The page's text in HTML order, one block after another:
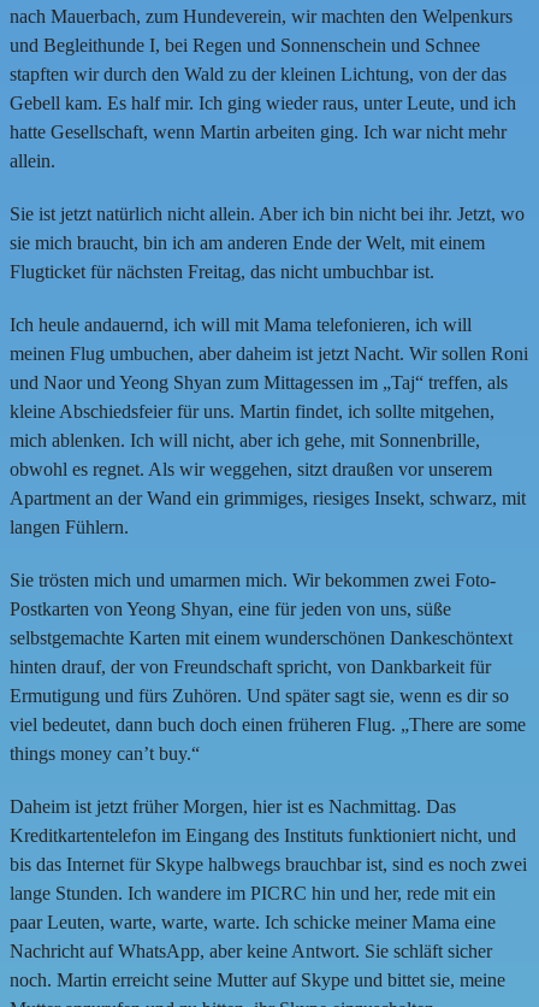
nach Mauerbach, zum Hundeverein, wir machten den Welpenkurs
und Begleithunde I, bei Regen und Sonnenschein und Schnee
stapften wir durch den Wald zu der kleinen Lichtung, von der das
Gebell kam. Es half mir. Ich ging wieder raus, unter Leute, und ich
hatte Gesellschaft, wenn Martin arbeiten ging. Ich war nicht mehr
allein.
Sie ist jetzt natürlich nicht allein. Aber ich bin nicht bei ihr. Jetzt, wo
sie mich braucht, bin ich am anderen Ende der Welt, mit einem
Flugticket für nächsten Freitag, das nicht umbuchbar ist.
Ich heule andauernd, ich will mit Mama telefonieren, ich will
meinen Flug umbuchen, aber daheim ist jetzt Nacht. Wir sollen Roni
und Naor und Yeong Shyan zum Mittagessen im „Taj“ treffen, als
kleine Abschiedsfeier für uns. Martin findet, ich sollte mitgehen,
mich ablenken. Ich will nicht, aber ich gehe, mit Sonnenbrille,
obwohl es regnet. Als wir weggehen, sitzt draußen vor unserem
Apartment an der Wand ein grimmiges, riesiges Insekt, schwarz, mit
langen Fühlern.
Sie trösten mich und umarmen mich. Wir bekommen zwei Foto-
Postkarten von Yeong Shyan, eine für jeden von uns, süße
selbstgemachte Karten mit einem wunderschönen Dankeschöntext
hinten drauf, der von Freundschaft spricht, von Dankbarkeit für
Ermutigung und fürs Zuhören. Und später sagt sie, wenn es dir so
viel bedeutet, dann buch doch einen früheren Flug. „There are some
things money can’t buy.“
Daheim ist jetzt früher Morgen, hier ist es Nachmittag. Das
Kreditkartentelefon im Eingang des Instituts funktioniert nicht, und
bis das Internet für Skype halbwegs brauchbar ist, sind es noch zwei
lange Stunden. Ich wandere im PICRC hin und her, rede mit ein
paar Leuten, warte, warte, warte. Ich schicke meiner Mama eine
Nachricht auf WhatsApp, aber keine Antwort. Sie schläft sicher
noch. Martin erreicht seine Mutter auf Skype und bittet sie, meine